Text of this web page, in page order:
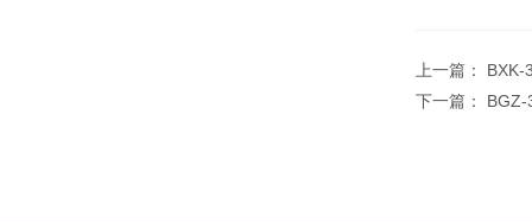
上一篇： BXK-
下一篇： BGZ-